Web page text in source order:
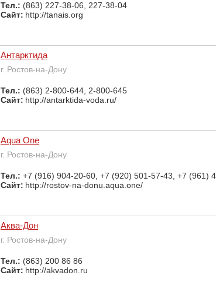
Тел.: (863) 227-38-06, 227-38-04
Сайт: http://tanais.org
Антарктида
г. Ростов-на-Дону
Тел.: (863) 2-800-644, 2-800-645
Сайт: http://antarktida-voda.ru/
Aqua One
г. Ростов-на-Дону
Тел.: +7 (916) 904-20-60, +7 (920) 501-57-43, +7 (961)
Сайт: http://rostov-na-donu.aqua.one/
Аква-Дон
г. Ростов-на-Дону
Тел.: (863) 200 86 86
Сайт: http://akvadon.ru